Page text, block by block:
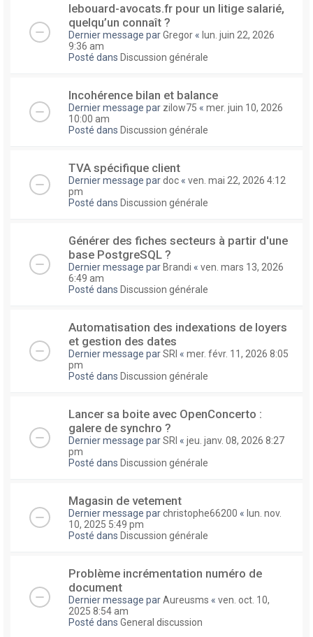
lebouard-avocats.fr pour un litige salarié,
quelqu’un connaît ?
Dernier message parGregor « lun. juin 22, 2026
9:36 am
Posté dans Discussion générale
Incohérence bilan et balance
Dernier message par zilow75 « mer. juin 10, 2026
10:00 am
Posté dans Discussion générale
TVA spécifique client
Dernier message pardoc « ven. mai 22, 2026 4:12
pm
Posté dans Discussion générale
Générer des fiches secteurs à partir d'une
base PostgreSQL ?
Dernier message par Brandi « ven. mars 13, 2026
6:49 am
Posté dans Discussion générale
Automatisation des indexations de loyers
et gestion des dates
Dernier message parSRI « mer. févr. 11, 2026 8:05
pm
Posté dans Discussion générale
Lancer sa boite avec OpenConcerto :
galere de synchro ?
Dernier message parSRI « jeu. janv. 08, 2026 8:27
pm
Posté dans Discussion générale
Magasin de vetement
Dernier message parchristophe66200 « lun. nov.
10, 2025 5:49 pm
Posté dans Discussion générale
Problème incrémentation numéro de
document
Dernier message parAureusms « ven. oct. 10,
2025 8:54 am
Posté dans General discussion